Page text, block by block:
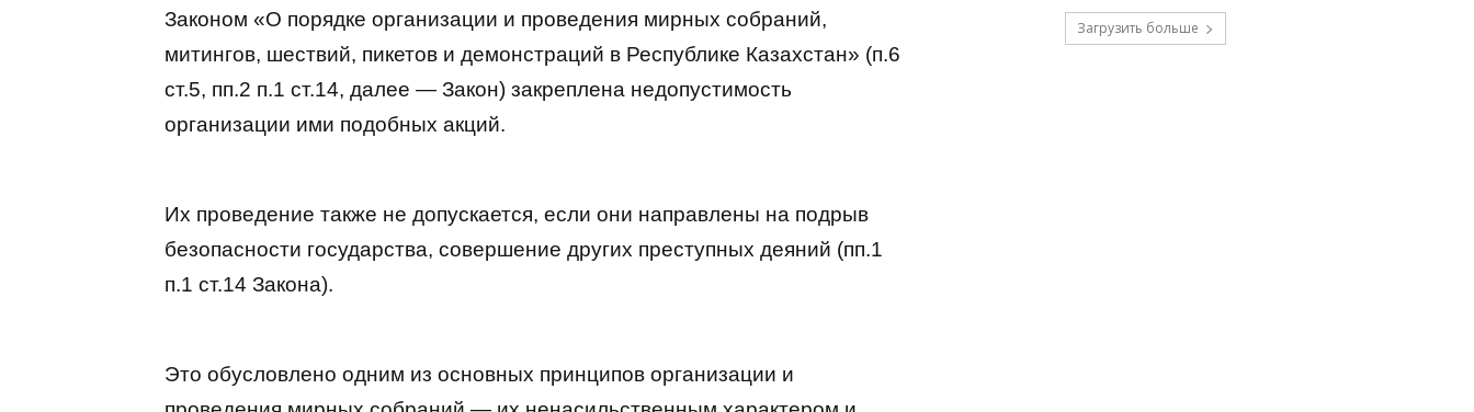
Законом «О порядке организации и проведения мирных собраний,
митингов, шествий, пикетов и демонстраций в Республике Казахстан» (п.6
ст.5, пп.2 п.1 ст.14, далее — Закон) закреплена недопустимость
организации ими подобных акций.
Их проведение также не допускается, если они направлены на подрыв
безопасности государства, совершение других преступных деяний (пп.1
п.1 ст.14 Закона).
Это обусловлено одним из основных принципов организации и
Загрузить больше